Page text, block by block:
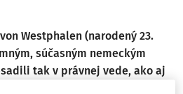
Westphalen (narodený 23.
súčasným nemeckým
tak v právnej vede, ako aj